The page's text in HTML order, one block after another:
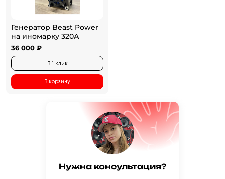
Генератор Beast Power
на иномарку 320А
36 000 ₽
В 1 клик
В корзину
Нужна консультация?